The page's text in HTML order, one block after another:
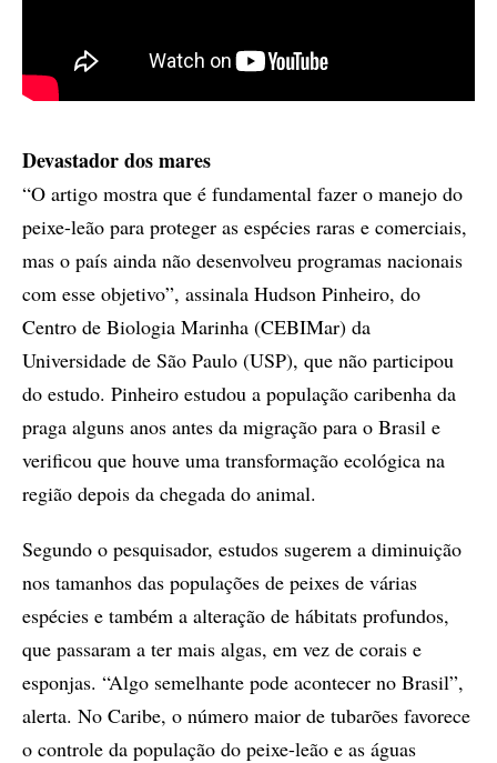
Devastador dos mares
“O artigo mostra que é fundamental fazer o manejo do
peixe-leão para proteger as espécies raras e comerciais,
mas o país ainda não desenvolveu programas nacionais
com esse objetivo”, assinala Hudson Pinheiro, do
Centro de Biologia Marinha (CEBIMar) da
Universidade de São Paulo (USP), que não participou
do estudo. Pinheiro estudou a população caribenha da
praga alguns anos antes da migração para o Brasil e
verificou que houve uma transformação ecológica na
região depois da chegada do animal.
Segundo o pesquisador, estudos sugerem a diminuição
nos tamanhos das populações de peixes de várias
espécies e também a alteração de hábitats profundos,
que passaram a ter mais algas, em vez de corais e
esponjas. “Algo semelhante pode acontecer no Brasil”,
alerta. No Caribe, o número maior de tubarões favorece
o controle da população do peixe-leão e as águas